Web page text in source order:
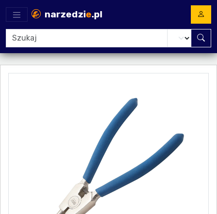
narzedzie.pl